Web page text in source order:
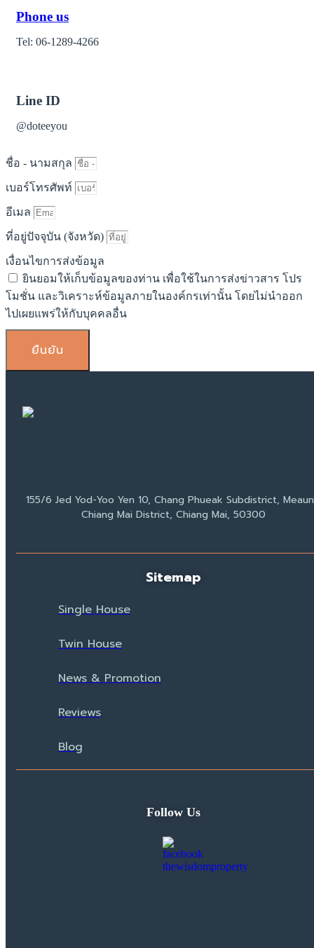
Phone us
Tel: 06-1289-4266
Line ID
@doteeyou
ชื่อ - นามสกุล
เบอร์โทรศัพท์
อีเมล
ที่อยู่ปัจจุบัน (จังหวัด)
เงื่อนไขการส่งข้อมูล
ยินยอมให้เก็บข้อมูลของท่าน เพื่อใช้ในการส่งข่าวสาร โปร
โมชั่น และวิเคราะห์ข้อมูลภายในองค์กรเท่านั้น โดยไม่นำออก
ไปเผยแพร่ให้กับบุคคลอื่น
ยืนยัน
155/6 Jed Yod-Yoo Yen 10, Chang Phueak Subdistrict,
Chiang Mai District, Chiang Mai, 50300
Sitemap
Single House
Twin House
News & Promotion
Reviews
Blog
Follow Us